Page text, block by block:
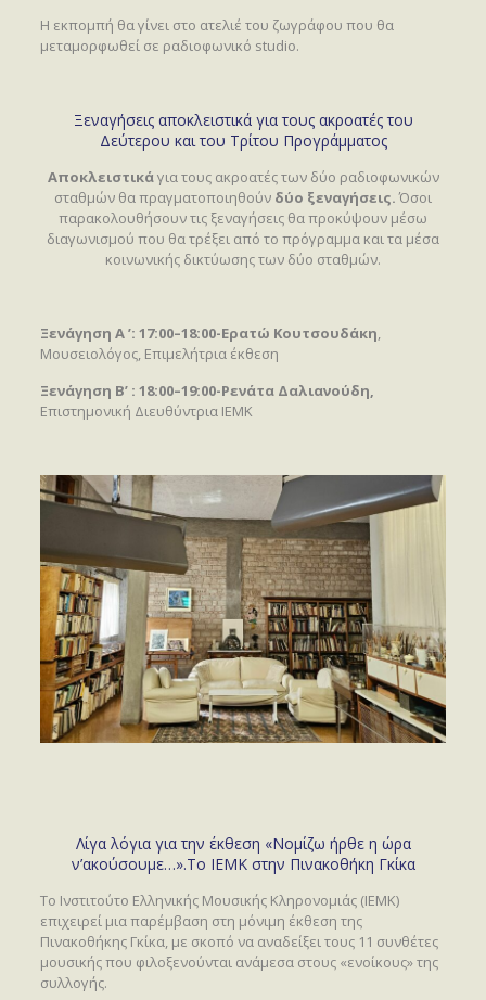
Η εκπομπή θα γίνει στο ατελιέ του ζωγράφου που θα
μεταμορφωθεί σε ραδιοφωνικό studio.
Ξεναγήσεις αποκλειστικά για τους ακροατές του
Δεύτερου και του Τρίτου Προγράμματος
Αποκλειστικάγια τους ακροατές των δύο ραδιοφωνικών
σταθμών θα πραγματοποιηθούν δύο ξεναγήσεις.Όσοι
παρακολουθήσουν τις ξεναγήσεις θα προκύψουν μέσω
διαγωνισμού που θα τρέξει από το πρόγραμμα και τα μέσα
κοινωνικής δικτύωσης των δύο σταθμών.
Ξενάγηση Α ’: 17:00–18:00-Ερατώ Κουτσουδάκη,
Μουσειολόγος, Επιμελήτρια έκθεση
Ξενάγηση Β’ : 18:00–19:00-Ρενάτα Δαλιανούδη,
Επιστημονική Διευθύντρια ΙΕΜΚ
Λίγα λόγια για την έκθεση «Νομίζω ήρθε η ώρα
ν’ακούσουμε…».Το ΙΕΜΚ στην Πινακοθήκη Γκίκα
Το Ινστιτούτο Ελληνικής Μουσικής Κληρονομιάς (IEMK)
επιχειρεί μια παρέμβαση στη μόνιμη έκθεση της
Πινακοθήκης Γκίκα, με σκοπό να αναδείξει τους 11 συνθέτες
μουσικής που φιλοξενούνται ανάμεσα στους «ενοίκους» της
συλλογής.